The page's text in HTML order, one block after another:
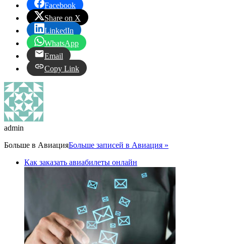
Facebook
Share on X
LinkedIn
WhatsApp
Email
Copy Link
admin
Больше в АвиацияБольше записей в Авиация »
Как заказать авиабилеты онлайн